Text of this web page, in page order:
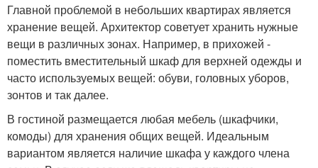
Главной проблемой в небольших квартирах является
хранение вещей. Архитектор советует хранить нужные
вещи в различных зонах. Например, в прихожей -
поместить вместительный шкаф для верхней одежды и
часто используемых вещей: обуви, головных уборов,
зонтов и так далее.
В гостиной размещается любая мебель (шкафчики,
комоды) для хранения общих вещей. Идеальным
вариантом является наличие шкафа у каждого члена